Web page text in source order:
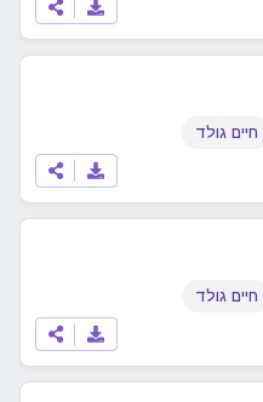
חיים גולד
חיים גולד